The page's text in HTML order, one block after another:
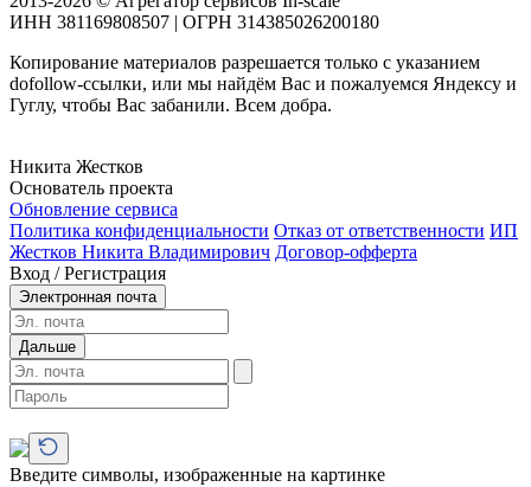
ИНН 381169808507 | ОГРН 314385026200180
Копирование материалов разрешается только с указанием
dofollow-ссылки, или мы найдём Вас и пожалуемся Яндексу и
Гуглу, чтобы Вас забанили. Всем добра.
Никита Жестков
Основатель проекта
Обновление сервиса
Политика конфиденциальности Отказ от ответственности ИП
Жестков Никита Владимирович Договор-офферта
Вход / Регистрация
Электронная почта
Дальше
Введите символы, изображенные на картинке